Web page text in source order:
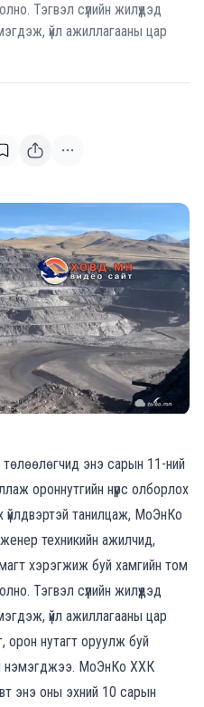
Тэгвэл сүүлийн жилүүдэд
үйл ажиллагааны цар
төлөөлөгчид энэ сарын 11-ний
ороннутгийн нүүрс олборлох
үйлдвэртэй танилцаж, МоЭнКо
техникийн ажилчид,
хэрэгжиж буй хамгийн том
Тэгвэл сүүлийн жилүүдэд
, үйл ажиллагааны цар
, орон нутагт оруулж буй
нэмэгджээ. МоЭнКо ХХК
энэ оны эхний 10 сарын